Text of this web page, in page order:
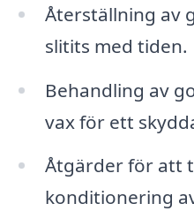
Återställning av
slitits med tiden.
Behandling av
vax för ett
Åtgärder för att
konditionering